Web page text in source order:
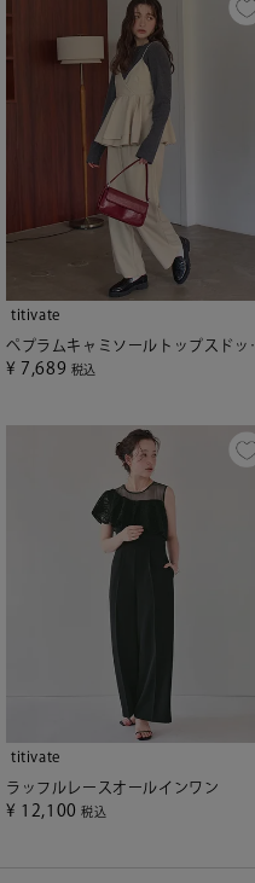
titivate
ペプラムキ
¥ 7,689 税込
titivate
ラッフルレースオールインワン
¥ 12,100 税込